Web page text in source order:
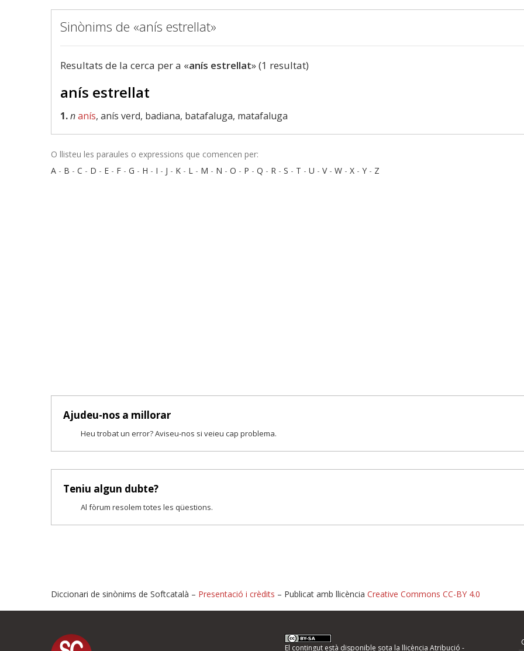
Sinònims de «anís estrellat»
Resultats de la cerca per a «anís estrellat» (1 resultat)
anís estrellat
1.nanís, anís verd, badiana, batafaluga, matafaluga
O llisteu les paraules o expressions que comencen per:
A - B - C - D - E - F - G - H - I - J - K - L - M - N - O - P - Q - R - S - T - U - V- W - X - Y - Z
Ajudeu-nos a millorar
Heu trobat un error? Aviseu-nos si veieu cap problema.
Teniu algun dubte?
Al fòrum resolem totes les qüestions.
Proposeu-nos millores o informeu d'errors
Diccionari de sinònims de Softcatalà – Presentació i crèdits – Publicat amb llicència Creative Commons CC-BY 4.0
El contingut està disponible sota la llicència Atribució -